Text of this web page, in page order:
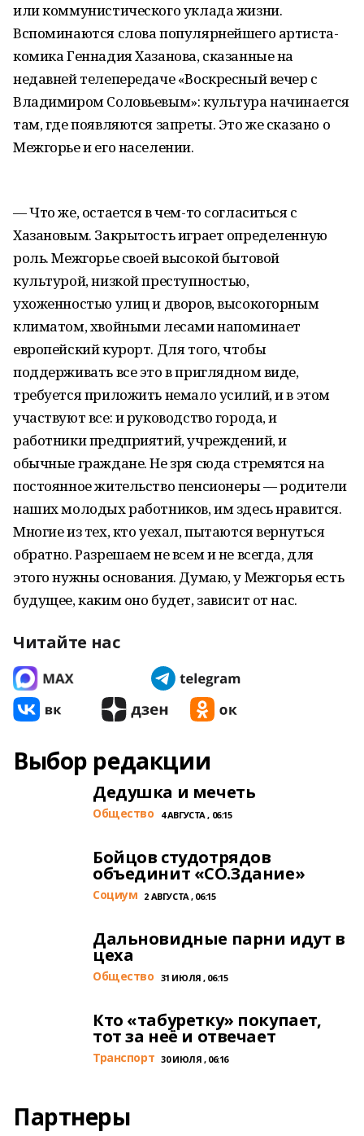
или коммунистического уклада жизни.
Вспоминаются слова популярнейшего артиста-
комика Геннадия Хазанова, сказанные на
недавней телепередаче «Воскресный вечер с
Владимиром Соловьевым»: культура начинается
там, где появляются запреты. Это же сказано о
Межгорье и его населении.
— Что же, остается в чем-то согласиться с
Хазановым. Закрытость играет определенную
роль. Межгорье своей высокой бытовой
культурой, низкой преступностью,
ухоженностью улиц и дворов, высокогорным
климатом, хвойными лесами напоминает
европейский курорт. Для того, чтобы
поддерживать все это в приглядном виде,
требуется приложить немало усилий, и в этом
участвуют все: и руководство города, и
работники предприятий, учреждений, и
обычные граждане. Не зря сюда стремятся на
постоянное жительство пенсионеры — родители
наших молодых работников, им здесь нравится.
Многие из тех, кто уехал, пытаются вернуться
обратно. Разрешаем не всем и не всегда, для
этого нужны основания. Думаю, у Межгорья есть
будущее, каким оно будет, зависит от нас.
Читайте нас
Выбор редакции
Дедушка и мечеть
Общество 4 АВГУСТА , 06:15
Бойцов студотрядов
объединит «СО.Здание»
Cоциум 2 АВГУСТА , 06:15
Дальновидные парни идут в
цеха
Общество 31 ИЮЛЯ , 06:15
Кто «табуретку» покупает,
тот за неё и отвечает
Транспорт 30 ИЮЛЯ , 06:16
Партнеры